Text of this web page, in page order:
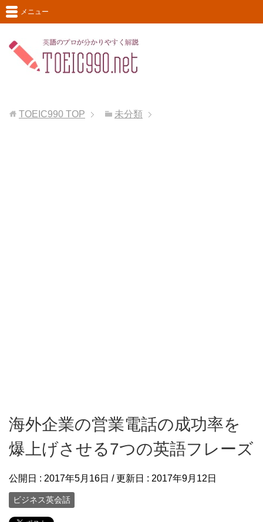
メニュー
TOEIC990 TOP 未分類
海外企業の営業電話の成功率を
爆上げさせる7つの英語フレーズ
公開日 : 2017年5月16日 / 更新日 : 2017年9月12日
ビジネス英会話